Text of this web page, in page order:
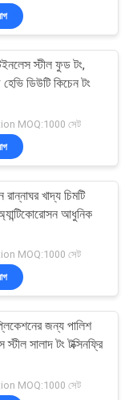
40
স্টীল ফুড টং,
ডিউটি ​​কিচেন টং
MOQ:1000 সেট
রান্নাঘর খাদ্য চিমটি
অ্যান্টিকোরোসন আধুনিক
MOQ:1000 সেট
জন্য পালিশ
স্টীল সালাদ টং টক্সিনফ্রি
MOQ:1000 সেট